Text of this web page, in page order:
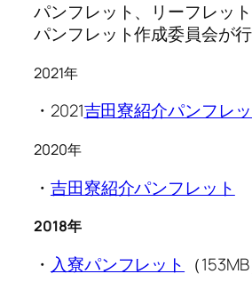
パンフレット、リーフレッ
パンフレット作成委員会が行
2021年
・2021吉田寮紹介パンフレ
2020年
・ 吉田寮紹介パンフレット
2018年
・ 入寮パンフレット
（153MB